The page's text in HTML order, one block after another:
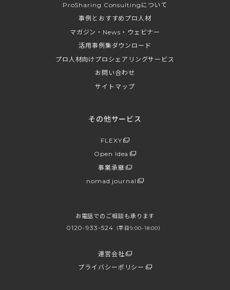
ProSharing Consultingについて
事例とおすすめプロ人材
マガジン・News・ウェビナー
活用事例集ダウンロード
プロ人材向けプロシェアリングサービス
お問い合わせ
サイトマップ
その他サービス
FLEXY
Open Idea
事業承継
nomad journal
お電話でのご相談も承ります
0120-933-524 （平日9:00-18:00）
運営会社
プライバシーポリシー